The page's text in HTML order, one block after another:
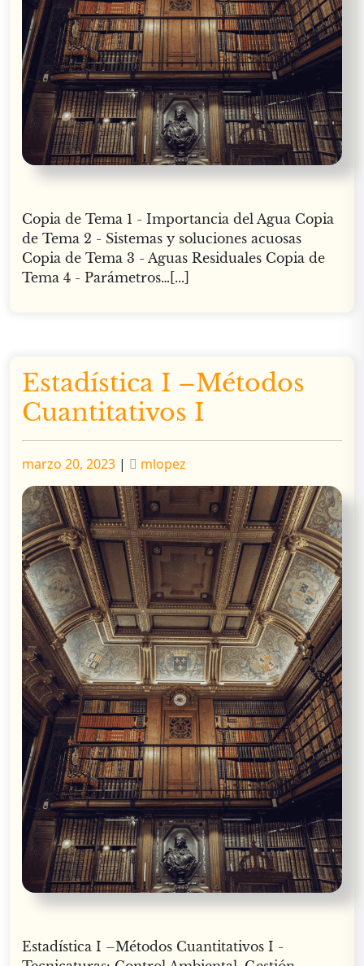
Copia de Tema 1 - Importancia del Agua Copia
de Tema 2 - Sistemas y soluciones acuosas
Copia de Tema 3 - Aguas Residuales Copia de
Tema 4 - Parámetros…[...]
Estadística I –Métodos
Cuantitativos I
Publicado
marzo 20, 2023 | Publicado
mlopez
Estadística I –Métodos Cuantitativos I -